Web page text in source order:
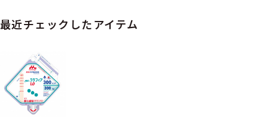
商品特長
シリーズ
流動食
形状
最近チェックしたアイテム